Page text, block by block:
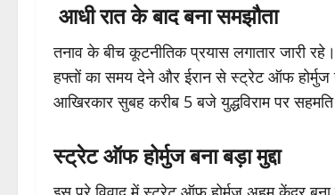
आधी रात के बाद बना समझौता
तनाव के बीच कूटनीतिक प्रयास लगातार जारी
हफ्तों का समय देने और ईरान से स्ट्रेट ऑफ होर्मुज
आखिरकार सुबह करीब 5 बजे युद्धविराम पर
स्ट्रेट ऑफ होर्मुज बना बड़ा मुद्दा